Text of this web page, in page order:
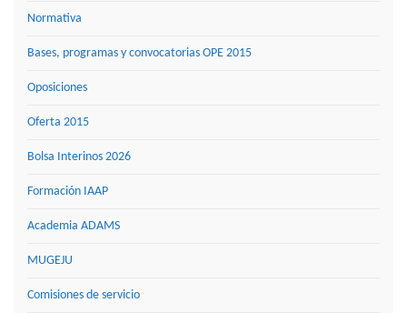
Normativa
Bases, programas y convocatorias OPE 2015
Oposiciones
Oferta 2015
Bolsa Interinos 2026
Formación IAAP
Academia ADAMS
MUGEJU
Comisiones de servicio